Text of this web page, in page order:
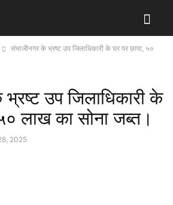
संभाजीनगर के भ्रष्ट उप जिलाधिकारी के घर पर छापा, ५०
उप जिलाधिकारी के
लाख का सोना जब्त।
2025